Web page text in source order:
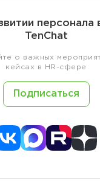
персонала
TenChat
о важных
кейсах в HR-сфере
Подписаться